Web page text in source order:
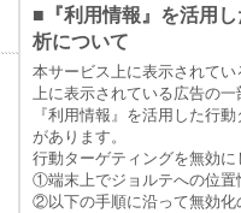
■『利用情報』を活用
析について
本サービス上に表示されて
上に表示されている広告の
『利用情報』を活用した行
があります。
行動ターゲティングを無効に
①端末上でジョルテへの位置
②以下の手順に沿って無効化